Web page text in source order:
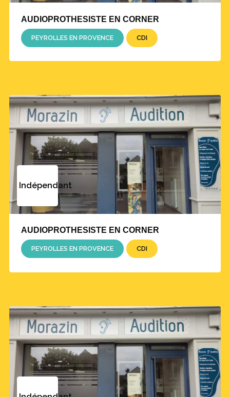
AUDIOPROTHESISTE EN CORNER
PEYROLLES EN PROVENCE CDI
Indépendant
AUDIOPROTHESISTE EN CORNER
PEYROLLES EN PROVENCE CDI